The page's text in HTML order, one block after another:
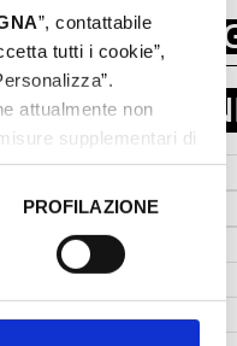
”, contattabile
tutti i cookie”,
attualmente non
supplementari di
PROFILAZIONE
Gennaio-1970
Mar Mer Gio
31
07
13 14 15 16